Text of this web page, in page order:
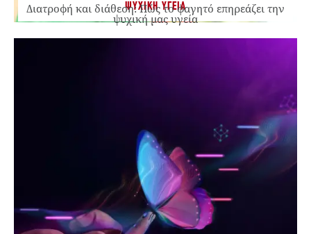
ΨΥΧΙΚΗ ΥΓΕΙΑ
Διατροφή και διάθεση: Πώς το φαγητό επηρεάζει την
ψυχική μας υγεία